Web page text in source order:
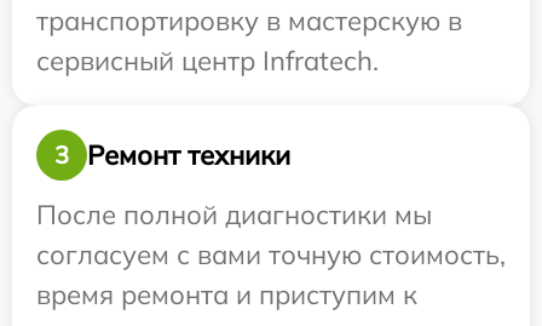
транспортировку в мастерскую в
сервисный центр Infratech.
3
Ремонт техники
После полной диагностики мы
согласуем с вами точную стоимость,
время ремонта и приступим к